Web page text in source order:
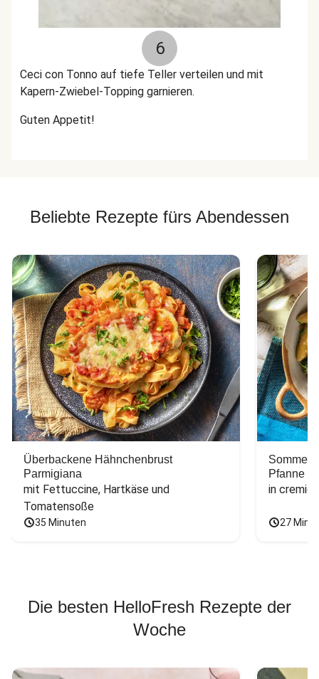
6
Ceci con Tonno auf tiefe Teller verteilen und mit
Kapern-Zwiebel-Topping garnieren.
Guten Appetit!
Beliebte Rezepte fürs Abendessen
Überbackene Hähnchenbrust
Parmigiana
mit Fettuccine, Hartkäse und
Tomatensoße
35 Minuten
Pfanne
in
27
Die besten HelloFresh Rezepte der
Woche